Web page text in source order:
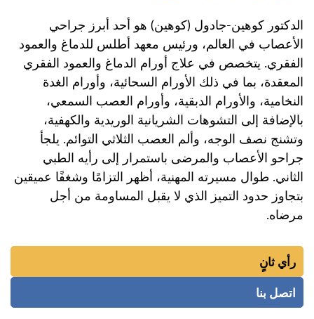
الدكتور كوهين-جادول (كوهين) هو أحد أبرز جراحي
الأعصاب في العالم، ورئيس معهد أطلس للدماغ والعمود
الفقري. يتخصص في علاج أورام الدماغ والعمود الفقري
المعقدة، بما في ذلك الأورام السحائية، وأورام الغدة
النخامية، والأورام الدبقية، وأورام العصب السمعي،
بالإضافة إلى التشوهات الشريانية الوريدية والكهفية،
وتشنج نصف الوجه، وألم العصب الثلاثي التوائم. يلجأ
جراحو الأعصاب والمرضى باستمرار إلى رأيه الطبي
الثاني. طوال مسيرته المهنية، أظهر التزامًا وشغفًا عميقين
بتجاوز حدود التميز الذي لا يقبل المساومة من أجل
مرضاه.
رأي ثانٍ
اتصل بنا